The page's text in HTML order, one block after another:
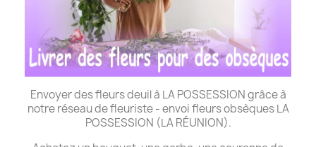
Envoyer des fleurs deuil à LA POSSESSION grâce à
notre réseau de fleuriste - envoi fleurs obsèques LA
POSSESSION (LA RÉUNION).